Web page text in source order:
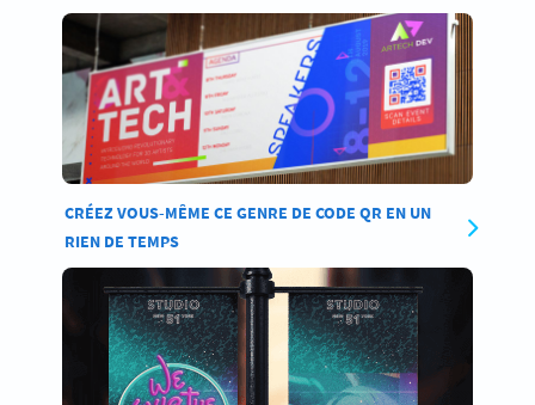
CRÉEZ VOUS-MÊME CE GENRE DE CODE QR EN UN
RIEN DE TEMPS